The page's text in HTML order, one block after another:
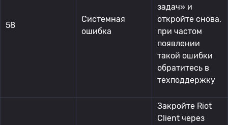
58
Системная
ошибка
задач» и
откройте снова,
при частом
появлении
такой ошибки
обратитесь в
техподдержку
Закройте Riot
Client через